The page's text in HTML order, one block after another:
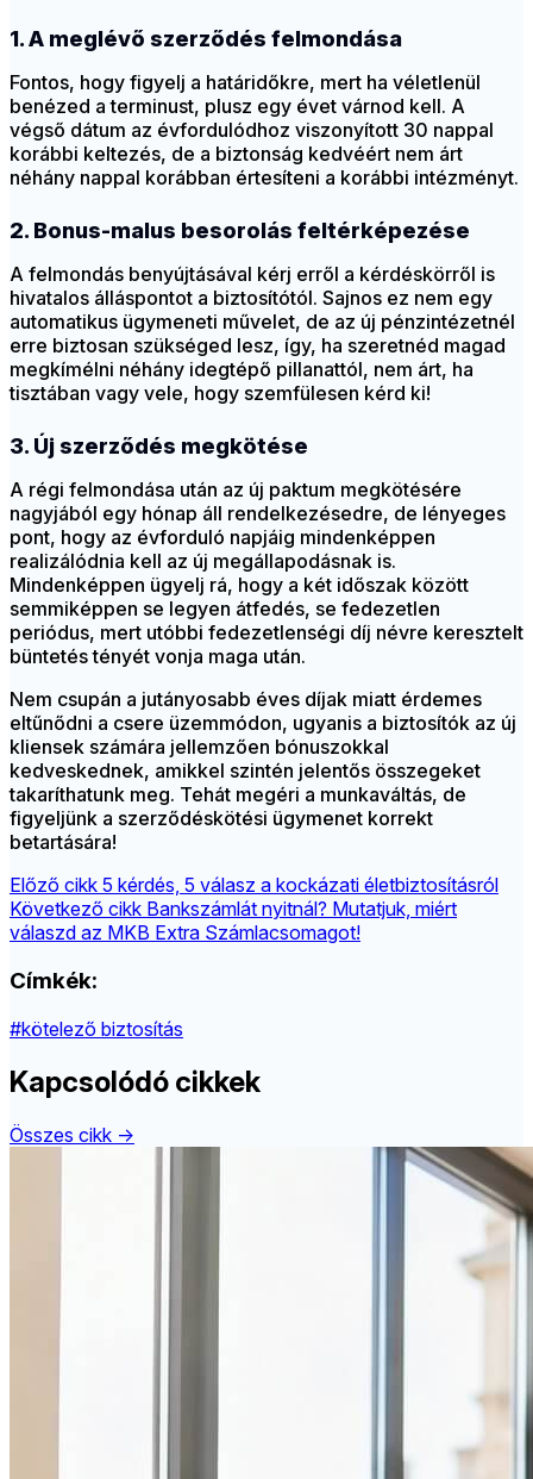
1. A meglévő szerződés felmondása
Fontos, hogy figyelj a határidőkre, mert ha véletlenül
benézed a terminust, plusz egy évet várnod kell. A
végső dátum az évfordulódhoz viszonyított 30 nappal
korábbi keltezés, de a biztonság kedvéért nem árt
néhány nappal korábban értesíteni a korábbi intézményt.
2. Bonus-malus besorolás feltérképezése
A felmondás benyújtásával kérj erről a kérdéskörről is
hivatalos álláspontot a biztosítótól. Sajnos ez nem egy
automatikus ügymeneti művelet, de az új pénzintézetnél
erre biztosan szükséged lesz, így, ha szeretnéd magad
megkímélni néhány idegtépő pillanattól, nem árt, ha
tisztában vagy vele, hogy szemfülesen kérd ki!
3. Új szerződés megkötése
A régi felmondása után az új paktum megkötésére
nagyjából egy hónap áll rendelkezésedre, de lényeges
pont, hogy az évforduló napjáig mindenképpen
realizálódnia kell az új megállapodásnak is.
Mindenképpen ügyelj rá, hogy a két időszak között
semmiképpen se legyen átfedés, se fedezetlen
periódus, mert utóbbi fedezetlenségi díj névre keresztelt
büntetés tényét vonja maga után.
Nem csupán a jutányosabb éves díjak miatt érdemes
eltűnődni a csere üzemmódon, ugyanis a biztosítók az új
kliensek számára jellemzően bónuszokkal
kedveskednek, amikkel szintén jelentős összegeket
takaríthatunk meg. Tehát megéri a munkaváltás, de
figyeljünk a szerződéskötési ügymenet korrekt
betartására!
Előző cikk 5 kérdés, 5 válasz a kockázati életbiztosításról
Következő cikk Bankszámlát nyitnál? Mutatjuk, miért
válaszd az MKB Extra Számlacsomagot!
Címkék:
#kötelező biztosítás
Kapcsolódó cikkek
Összes cikk →